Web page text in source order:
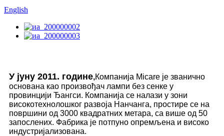
English
У јуну 2011. године,Компанија Micare је званично
основана као произвођач лампи без сенке у
провинцији Ђангси. Компанија се налази у зони
високотехнолошког развоја Нанчанга, простире се на
површини од 3000 квадратних метара, са више од 50
запослених. Фабрика је потпуно опремљена и високо
индустријализована.